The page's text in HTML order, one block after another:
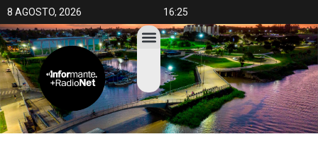
8 AGOSTO, 2026 16:25